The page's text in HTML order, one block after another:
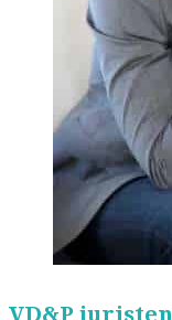
VD&P juristen